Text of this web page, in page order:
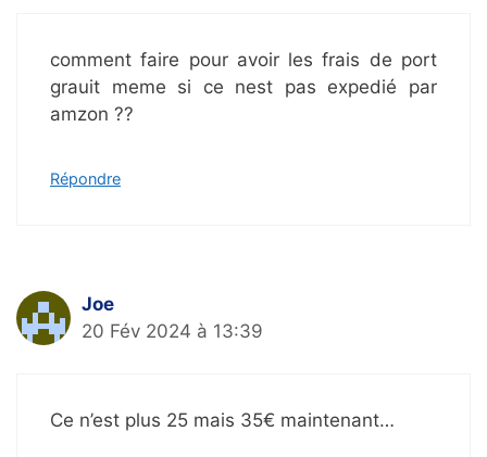
comment faire pour avoir les frais de port
grauit meme si ce nest pas expedié par
amzon ??
Répondre
Joe
20 Fév 2024 à 13:39
Ce n’est plus 25 mais 35€ maintenant…